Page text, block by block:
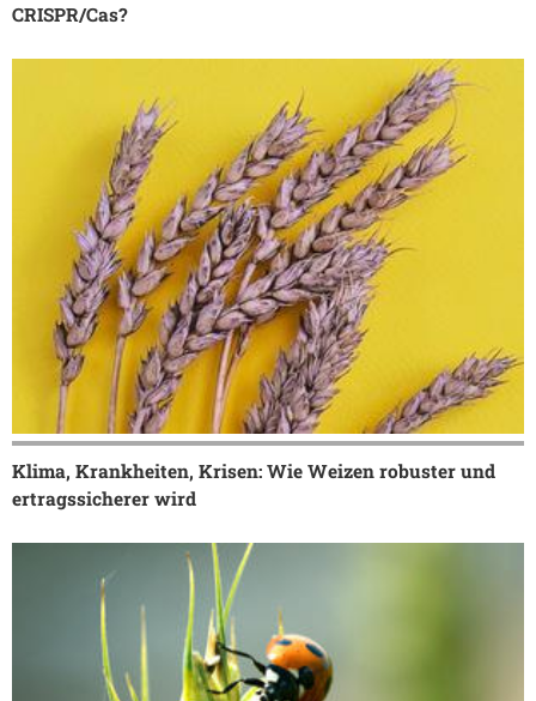
CRISPR/Cas?
Klima, Krankheiten, Krisen: Wie Weizen robuster und
ertragssicherer wird